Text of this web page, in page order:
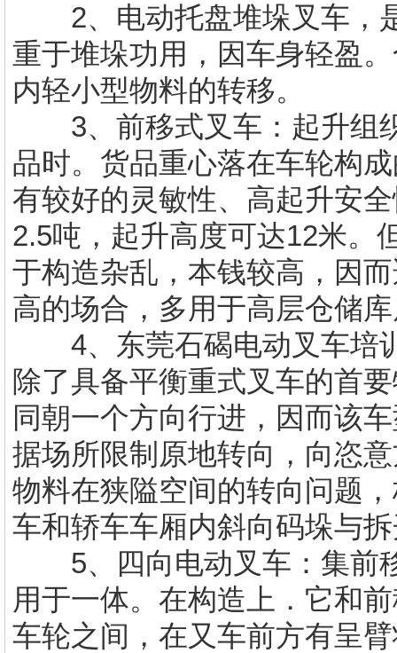
2、电动托盘堆垛叉车，
重于堆垛功用，因车身轻盈
内轻小型物料的转移。
3、前移式叉车：起升组
品时。货品重心落在车轮构
有较好的灵敏性、高起升安
2.5吨，起升高度可达12米。
于构造杂乱，本钱较高，因
高的场合，多用于高层仓储
4、 东莞石碣电动叉车培
除了具备平衡重式叉车的首
同朝一个方向行进，因而该
据场所限制原地转向，向恣
物料在狭隘空间的转向问题
车和轿车车厢内斜向码垛与
5、四向电动叉车：集前
用于一体。在构造上．它和
车轮之间，在又车前方有呈